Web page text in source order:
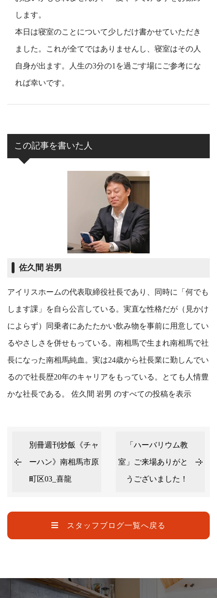
します。
本日は寝室のことについて少しだけ書かせていただき
ました。これが全てではありませんし、寝室はその人
自身が出ます。人生の3分の1を過ごす場にご参考にな
れば幸いです。
この記事を書いた人
佐久間 岩男
アイリスホームの代表取締役社長であり、同時に「何でも
します課」を自ら公言している。実直な性格だが（見かけ
によらず）同乗者にあたたかい飲み物を事前に用意してい
るやさしさを併せもっている。南相馬で生まれ南相馬で社
長になった南相馬純血。実は24歳から社長業に勤しんでい
るので社長歴20年のキャリアをもっている。とても人情豊
かな社長である。 佐久間 岩男 のすべての投稿を表示
別冊週刊炒飯《チャ
ーハン》南相馬市原
町区03_喜龍
「ハーバリウム教
室」ご来場ありがと
うございました！
スタッフブログ一覧へ戻る